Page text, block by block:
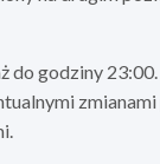
do godziny